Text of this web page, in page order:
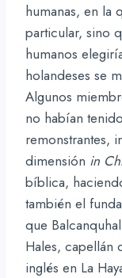
humanas, en la
particular, sino
humanos
holandeses se
Algunos
no habían
remonstrantes,
dimensión in
bíblica,
también el
que
Hales, capellán
inglés en La